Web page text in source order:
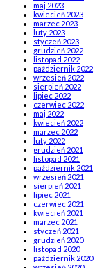
maj 2023
kwiecień 2023
marzec 2023
luty 2023
styczeń 2023
grudzień 2022
listopad 2022
październik 2022
wrzesień 2022
sierpień 2022
lipiec 2022
czerwiec 2022
maj 2022
kwiecień 2022
marzec 2022
luty 2022
grudzień 2021
listopad 2021
październik 2021
wrzesień 2021
sierpień 2021
lipiec 2021
czerwiec 2021
kwiecień 2021
marzec 2021
styczeń 2021
grudzień 2020
listopad 2020
październik 2020